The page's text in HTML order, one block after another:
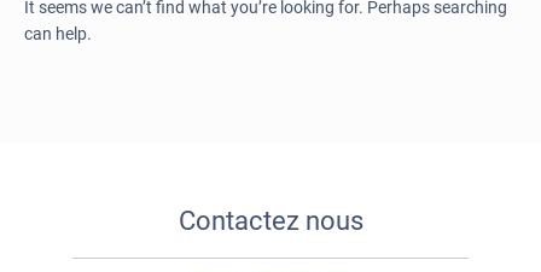
It seems we can’t find what you’re looking for. Perhaps searching
can help.
Contactez nous